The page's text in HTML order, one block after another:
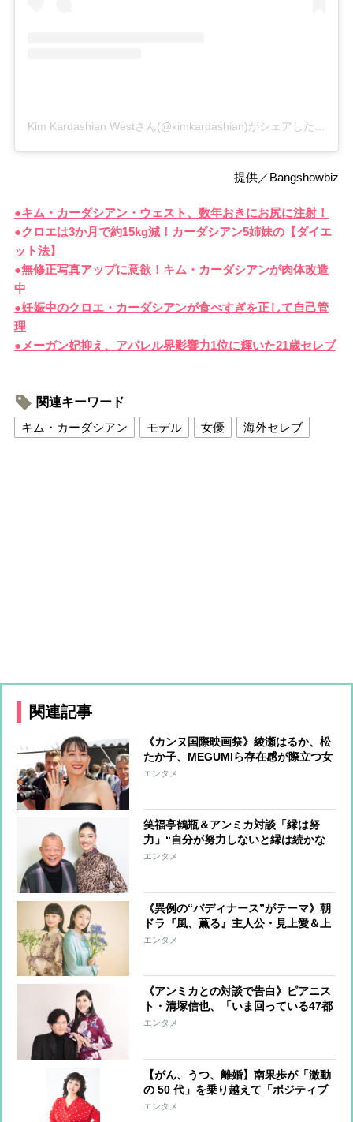
提供／Bangshowbiz
●キム・カーダシアン・ウェスト、数年おきにお尻に注射！
●クロエは3か月で約15kg減！カーダシアン5姉妹の【ダイエ
ット法】
●無修正写真アップに意欲！キム・カーダシアンが肉体改造
中
●妊娠中のクロエ・カーダシアンが食べすぎを正して自己管
理
●メーガン妃抑え、アパレル界影響力1位に輝いた21歳セレブ
関連キーワード
キム・カーダシアン
モデル 女優 海外セレブ
関連記事
《カンヌ国際映画祭》綾瀬はるか、松
たか子、MEGUMIら存在感が際立つ女
優たちのファッションをチェック
エンタメ
笑福亭鶴瓶＆アンミカ対談「縁は努
力」“自分が努力しないと縁は続かな
い”
エンタメ
《異例の“バディナース”がテーマ》朝
ドラ『風、薫る』主人公・見上愛＆上
坂樹里が語る見どころ「支え合いを繰
エンタメ
《アンミカとの対談で告白》ピアニス
ト・清塚信也、「いま回っている47都
道府県ツアーがひとつの節目」 10代
エンタメ
【がん、うつ、離婚】南果歩が「激動
の 50 代」を乗り越えて「ポジティブ
還暦」になれた心と体にやさしい習慣
エンタメ